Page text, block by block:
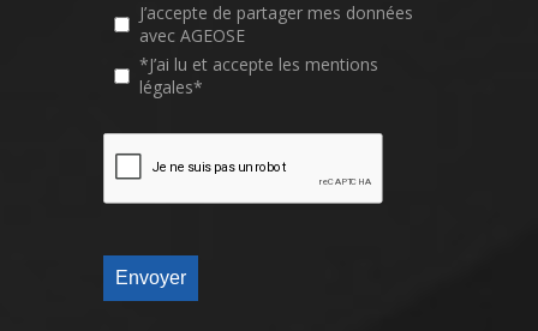
J’accepte de partager mes données
avec AGEOSE
*J’ai lu et accepte les mentions
légales*
Envoyer